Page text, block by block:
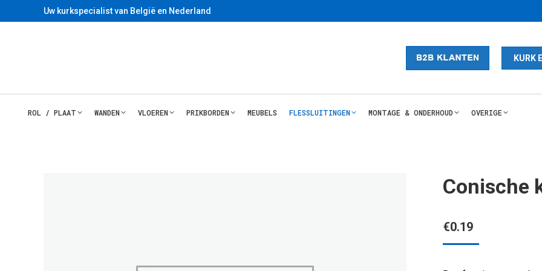
Uw kurkspecialist van België en Nederland
KURK
ROL / PLAAT WANDEN VLOEREN PRIKBORDEN MEUBELS FLESSLUITINGEN MONTAGE & ONDERHOUD OVERIGE
Conische
€0.19